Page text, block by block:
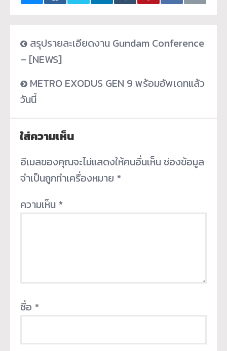
สรุปรายละเอียดงาน Gundam Conference
– [NEWS]
METRO EXODUS GEN 9 พร้อมอัพเดทแล้ว
วันนี้
ใส่ความเห็น
อีเมลของคุณจะไม่แสดงให้คนอื่นเห็น ช่องข้อมูล
จำเป็นถูกทำเครื่องหมาย *
ความเห็น *
ชื่อ *